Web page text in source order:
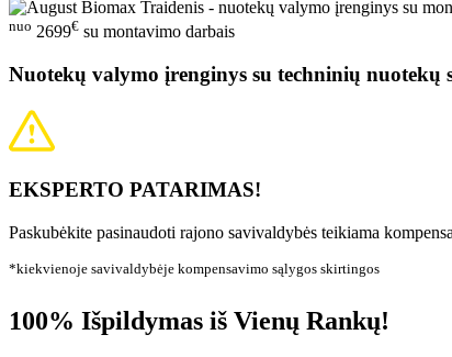
nuo 2699€ su montavimo darbais
Nuotekų valymo įrenginys su techninių nuotekų
EKSPERTO PATARIMAS!
Paskubėkite pasinaudoti rajono savivaldybės teikiama
*kiekvienoje savivaldybėje kompensavimo sąlygos skirtingos
100% Išpildymas iš Vienų Rankų!